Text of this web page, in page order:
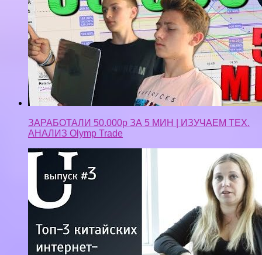
ЗАРАБОТАЛИ 50.000р ЗА 5 МИН | ИЗУЧАЕМ ТЕХ.
АНАЛИЗ Olymp Trade